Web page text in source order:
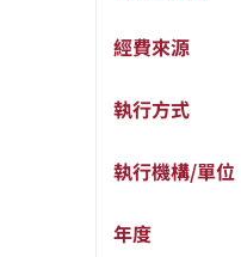
經費來源
執行方式
執行機構/單位
年度